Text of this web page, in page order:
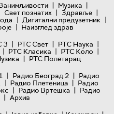
| Музика |
Свет познатих | Здравље |
| Дигитални предузетник |
| Наизглед здрав
3 | РТС Свет | РТС Наука |
| РТС Класика | РТС Коло |
| РТС Полетарац
| Радио Београд 2 | Радио
| Радио Плетеница | Радио
| Радио Вртешка | Радио
| Архив